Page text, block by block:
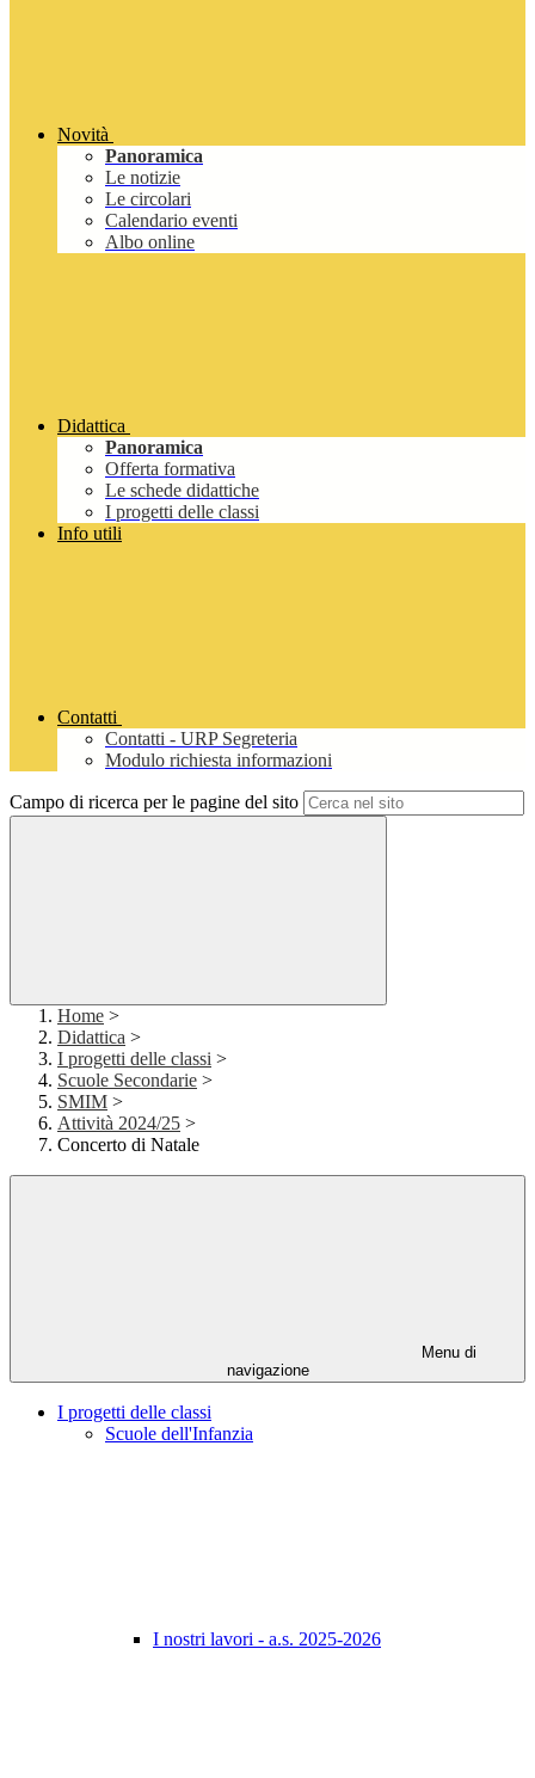
Novità
Panoramica
Le notizie
Le circolari
Calendario eventi
Albo online
Didattica
Panoramica
Offerta formativa
Le schede didattiche
I progetti delle classi
Info utili
Contatti
Contatti - URP Segreteria
Modulo richiesta informazioni
Campo di ricerca per le pagine del sito
Home >
Didattica >
I progetti delle classi >
Scuole Secondarie >
SMIM >
Attività 2024/25 >
Concerto di Natale
Menu di
navigazione
I progetti delle classi
Scuole dell'Infanzia
I nostri lavori - a.s. 2025-2026